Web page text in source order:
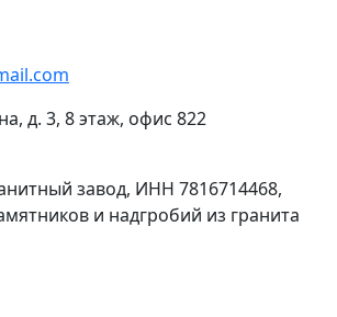
д. 3, 8 этаж, офис 822
завод, ИНН 7816714468,
и надгробий из гранита